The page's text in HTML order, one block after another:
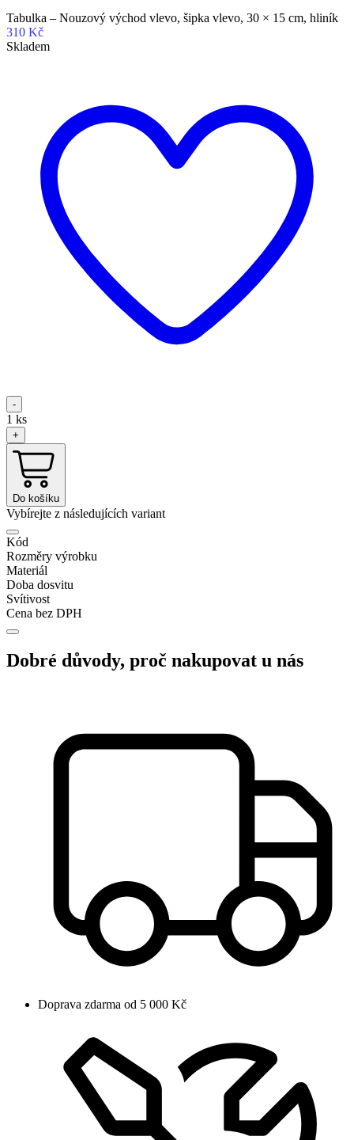
Tabulka – Nouzový východ vlevo, šipka vlevo, 30 × 15 cm, hliník
310 Kč
Skladem
-
1 ks
+
Do košíku
Vybírejte z následujících variant
Kód
Rozměry výrobku
Materiál
Doba dosvitu
Svítivost
Cena bez DPH
Dobré důvody, proč nakupovat u nás
Doprava zdarma od 5 000 Kč